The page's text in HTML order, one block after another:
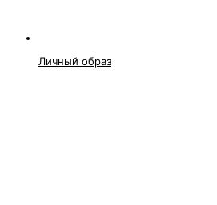
Личный образ